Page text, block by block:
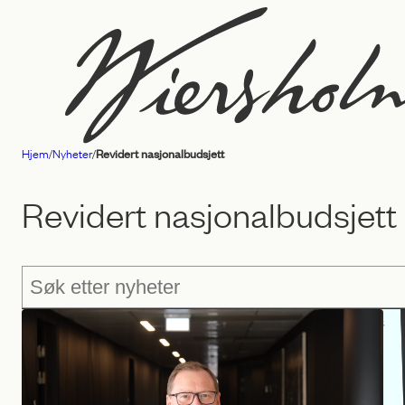
Advokatfirmaet
Wiersholm
Hjem/Nyheter/Revidert nasjonalbudsjett
Revidert nasjonalbudsjett
Søk